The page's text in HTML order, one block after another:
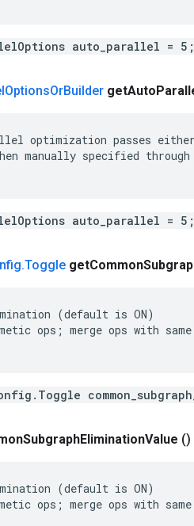
auto_parallel = 5;
OptionsOrBuilder getAuto
optimization passes
manually specified
auto_parallel = 5;
.Toggle getCommon
(default is ON)
ops; merge ops with
SubgraphEliminationValue ()
(default is ON)
ops; merge ops with